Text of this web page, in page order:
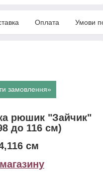
Оплата Умови
замовлення»
рюшик "Зайчик"
до 116 см)
см